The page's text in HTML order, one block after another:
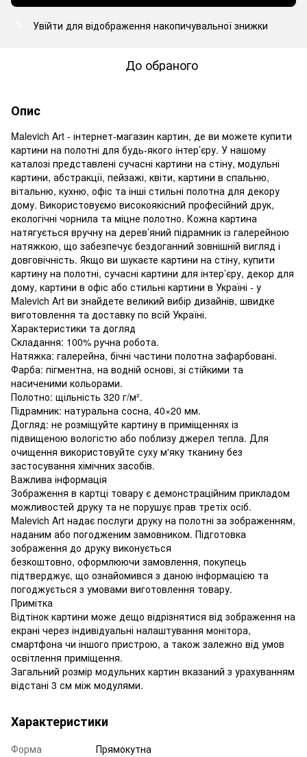
Увійти для відображення накопичувальної знижки
До обраного
Опис
Malevich Art - інтернет-магазин картин, де ви можете купити
картини на полотні для будь-якого інтер’єру. У нашому
каталозі представлені сучасні картини на стіну, модульні
картини, абстракції, пейзажі, квіти, картини в спальню,
вітальню, кухню, офіс та інші стильні полотна для декору
дому. Використовуємо високоякісний професійний друк,
екологічні чорнила та міцне полотно. Кожна картина
натягується вручну на дерев’яний підрамник із галерейною
натяжкою, що забезпечує бездоганний зовнішній вигляд і
довговічність. Якщо ви шукаєте картини на стіну, купити
картину на полотні, сучасні картини для інтер’єру, декор для
дому, картини в офіс або стильні картини в Україні - у
Malevich Art ви знайдете великий вибір дизайнів, швидке
виготовлення та доставку по всій Україні.
Характеристики та догляд
Складання: 100% ручна робота.
Натяжка: галерейна, бічні частини полотна зафарбовані.
Фарба: пігментна, на водній основі, зі стійкими та
насиченими кольорами.
Полотно: щільність 320 г/м².
Підрамник: натуральна сосна, 40×20 мм.
Догляд: не розміщуйте картину в приміщеннях із
підвищеною вологістю або поблизу джерел тепла. Для
очищення використовуйте суху м'яку тканину без
застосування хімічних засобів.
Важлива інформація
Зображення в картці товару є демонстраційним прикладом
можливостей друку та не порушує прав третіх осіб.
Malevich Art надає послуги друку на полотні за зображенням,
наданим або погодженим замовником. Підготовка
зображення до друку виконується
безкоштовно, оформлюючи замовлення, покупець
підтверджує, що ознайомився з даною інформацією та
погоджується з умовами виготовлення товару.
Примітка
Відтінок картини може дещо відрізнятися від зображення на
екрані через індивідуальні налаштування монітора,
смартфона чи іншого пристрою, а також залежно від умов
освітлення приміщення.
Загальний розмір модульних картин вказаний з урахуванням
відстані 3 см між модулями.
Характеристики
Форма
Прямокутна